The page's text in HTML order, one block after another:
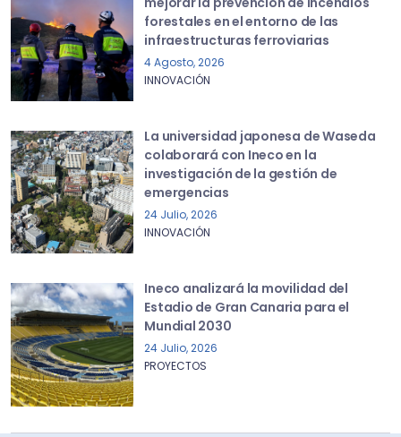
forestales en el entorno de las
infraestructuras ferroviarias
4 Agosto, 2026
INNOVACIÓN
La universidad japonesa de Waseda
colaborará con Ineco en la
investigación de la gestión de
emergencias
24 Julio, 2026
INNOVACIÓN
Ineco analizará la movilidad del
Estadio de Gran Canaria para el
Mundial 2030
24 Julio, 2026
PROYECTOS